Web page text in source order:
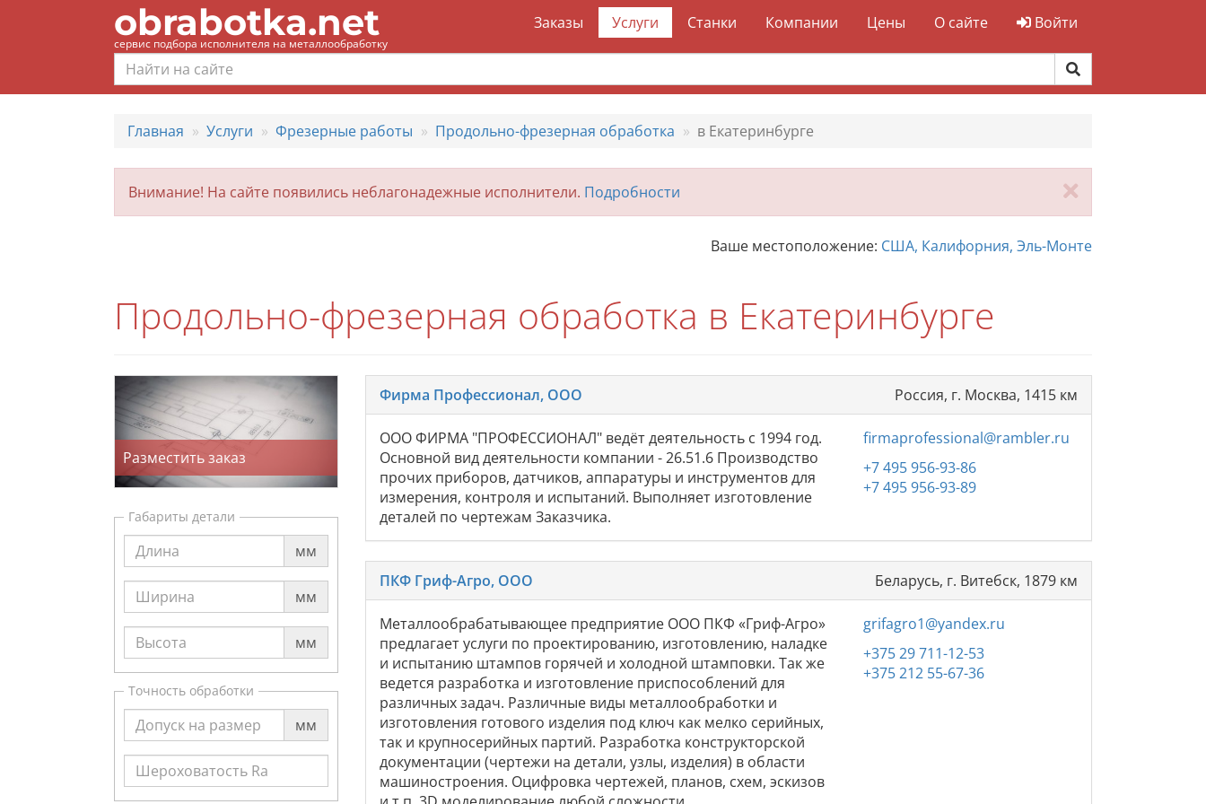
obrabotka.net
сервис подбора исполнителя на металлообработку
Заказы Услуги Станки Компании Цены О сайте Войти
Главная Услуги Фрезерные работы Продольно-фрезерная обработка в Екатеринбурге
Внимание! На сайте появились неблагонадежные исполнители. Подробности
Ваше местоположение: США, Калифорния, Эль-Монте
Продольно-фрезерная обработка в Екатеринбурге
Разместить заказ
Габариты детали
мм
мм
мм
Точность обработки
мм
Фирма Профессионал, ООО Россия, г. Москва, 1415 км
ООО ФИРМА "ПРОФЕССИОНАЛ" ведёт деятельность с 1994 год.
Основной вид деятельности компании - 26.51.6 Производство
прочих приборов, датчиков, аппаратуры и инструментов для
измерения, контроля и испытаний. Выполняет изготовление
деталей по чертежам Заказчика.
firmaprofessional@rambler.ru
+7 495 956-93-86
+7 495 956-93-89
ПКФ Гриф-Агро, ООО Беларусь, г. Витебск, 1879 км
Металлообрабатывающее предприятие ООО ПКФ «Гриф-Агро»
предлагает услуги по проектированию, изготовлению, наладке
и испытанию штампов горячей и холодной штамповки. Так же
ведется разработка и изготовление приспособлений для
различных задач. Различные виды металлообработки и
изготовления готового изделия под ключ как мелко серийных,
так и крупносерийных партий. Разработка конструкторской
документации (чертежи на детали, узлы, изделия) в области
машиностроения. Оцифровка чертежей, планов, схем, эскизов
grifagro1@yandex.ru
+375 29 711-12-53
+375 212 55-67-36